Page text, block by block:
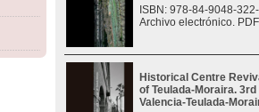
ISBN: 978-84-9048-
Archivo electrónico.
Historical Centre
of Teulada-Moraira.
Valencia-Teulada-